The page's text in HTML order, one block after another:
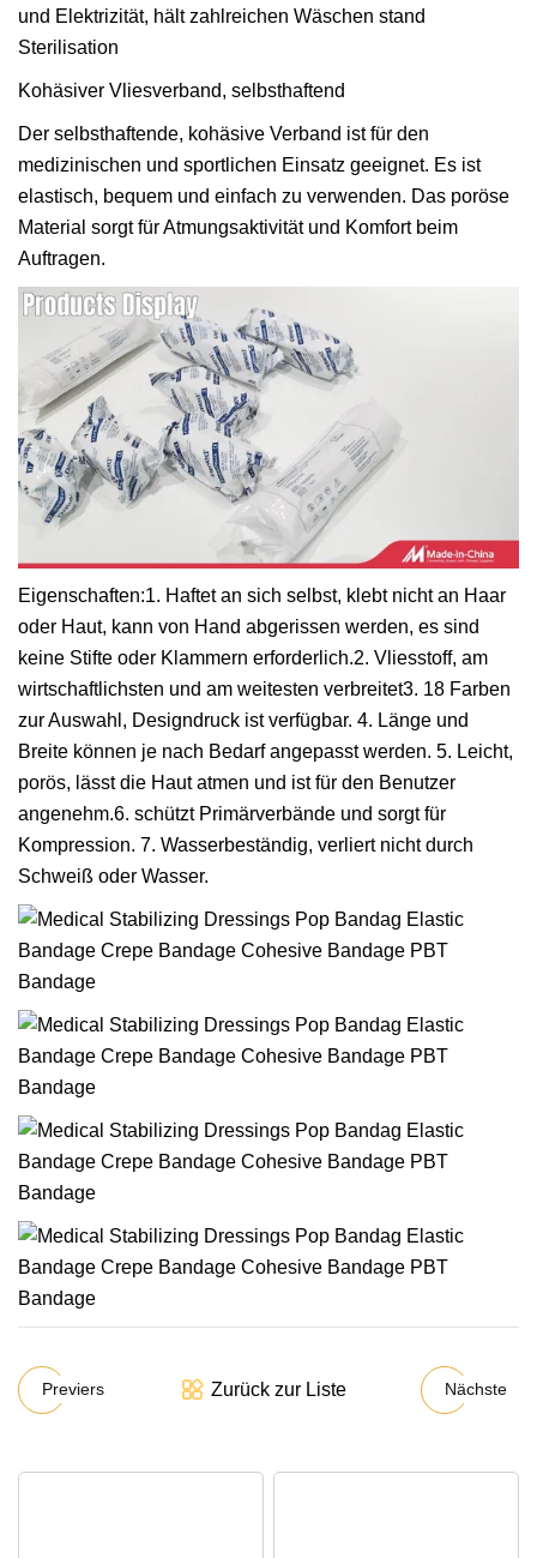
und Elektrizität, hält zahlreichen Wäschen stand
Sterilisation
Kohäsiver Vliesverband, selbsthaftend
Der selbsthaftende, kohäsive Verband ist für den
medizinischen und sportlichen Einsatz geeignet. Es ist
elastisch, bequem und einfach zu verwenden. Das poröse
Material sorgt für Atmungsaktivität und Komfort beim
Auftragen.
Eigenschaften:1. Haftet an sich selbst, klebt nicht an Haar
oder Haut, kann von Hand abgerissen werden, es sind
keine Stifte oder Klammern erforderlich.2. Vliesstoff, am
wirtschaftlichsten und am weitesten verbreitet3. 18 Farben
zur Auswahl, Designdruck ist verfügbar. 4. Länge und
Breite können je nach Bedarf angepasst werden. 5. Leicht,
porös, lässt die Haut atmen und ist für den Benutzer
angenehm.6. schützt Primärverbände und sorgt für
Kompression. 7. Wasserbeständig, verliert nicht durch
Schweiß oder Wasser.
Previers Zurück zur Liste Nächste